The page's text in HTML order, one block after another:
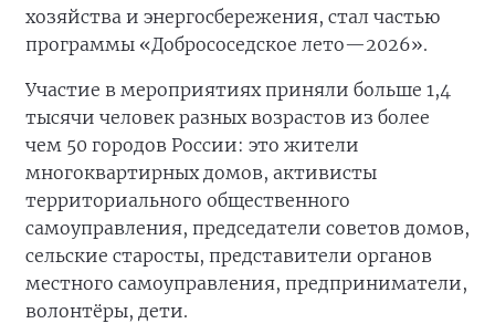
хозяйства и энергосбережения, стал частью
программы «Добрососедское лето—2026».
Участие в мероприятиях приняли больше 1,4
тысячи человек разных возрастов из более
чем 50 городов России: это жители
многоквартирных домов, активисты
территориального общественного
самоуправления, председатели советов домов,
сельские старосты, представители органов
местного самоуправления, предприниматели,
волонтёры, дети.